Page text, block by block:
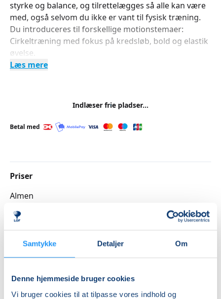
Samtykke Detaljer Om
Denne hjemmeside bruger cookies
Vi bruger cookies til at tilpasse vores indhold og
styrke og balance, og tilrettelægges så alle kan være
med, også selvom du ikke er vant til fysisk træning.
Du introduceres til forskellige motionstemaer:
Cirkeltræning med fokus på kredsløb, bold og elastik
øvelse.
Læs mere
Indlæser frie pladser...
Betal med
Priser
Almen
DKK 590,00
Nummer
262104
Første mødegang